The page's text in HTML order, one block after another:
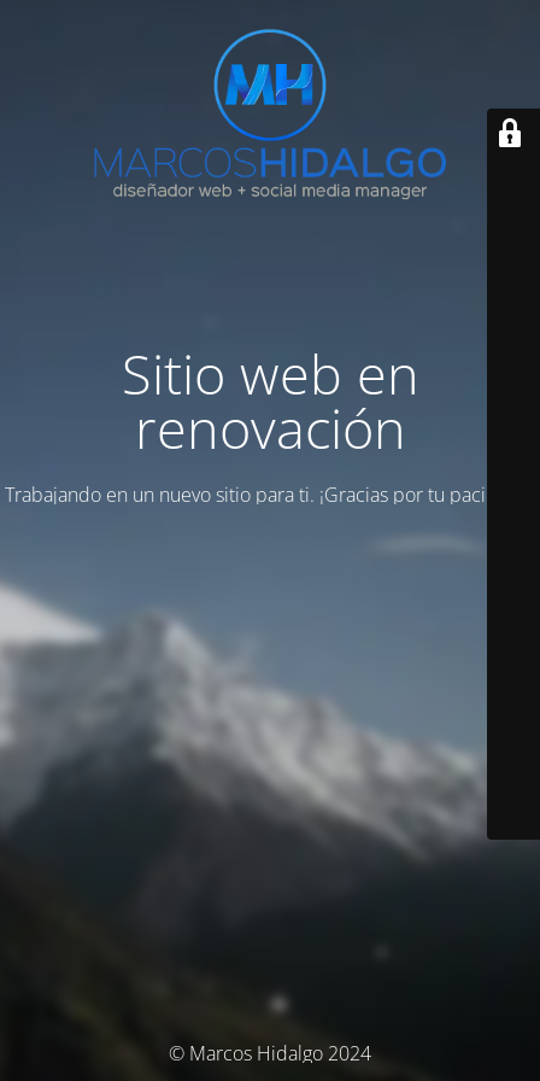
Sitio web en
renovación
Trabajando en un nuevo sitio para ti. ¡Gracias por tu paciencia!
© Marcos Hidalgo 2024